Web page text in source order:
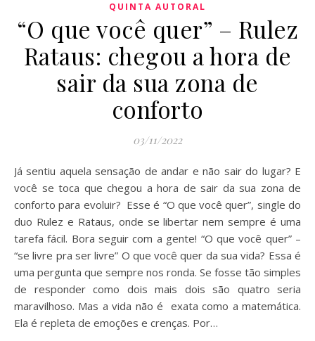
QUINTA AUTORAL
“O que você quer” – Rulez
Rataus: chegou a hora de
sair da sua zona de
conforto
03/11/2022
Já sentiu aquela sensação de andar e não sair do lugar? E
você se toca que chegou a hora de sair da sua zona de
conforto para evoluir? Esse é “O que você quer”, single do
duo Rulez e Rataus, onde se libertar nem sempre é uma
tarefa fácil. Bora seguir com a gente! “O que você quer” –
“se livre pra ser livre” O que você quer da sua vida? Essa é
uma pergunta que sempre nos ronda. Se fosse tão simples
de responder como dois mais dois são quatro seria
maravilhoso. Mas a vida não é exata como a matemática.
Ela é repleta de emoções e crenças. Por…